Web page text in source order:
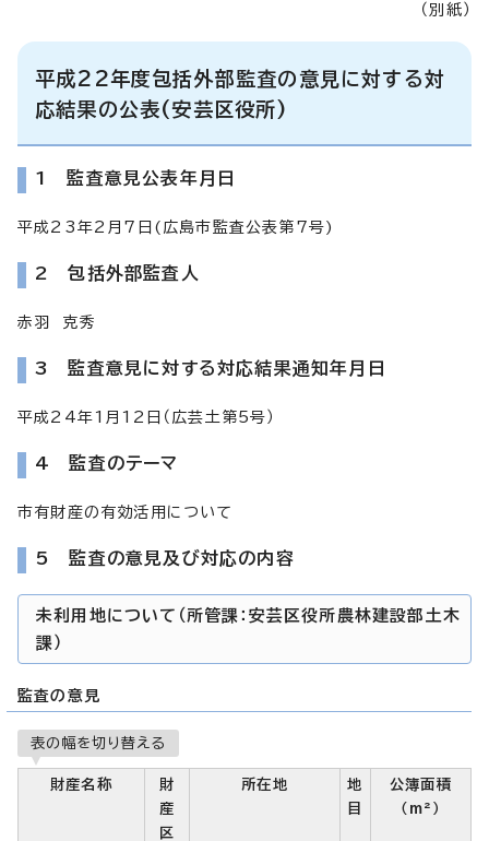
（別紙）
平成22年度包括外部監査の意見に対する対
応結果の公表(安芸区役所)
1 監査意見公表年月日
平成23年2月7日(広島市監査公表第7号)
2 包括外部監査人
赤羽 克秀
3 監査意見に対する対応結果通知年月日
平成24年1月12日（広芸土第5号）
4 監査のテーマ
市有財産の有効活用について
5 監査の意見及び対応の内容
未利用地について（所管課：安芸区役所農林建設部土木
課）
監査の意見
表の幅を切り替える
財産名称
財
産
区
所在地
地
目
公簿面積
（m²）